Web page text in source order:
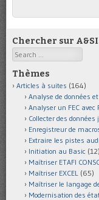
Chercher sur
Search
Thèmes
Articles à suites (164)
Analyse de données
Analyser un FEC avec
Collecter des
Enregistreur de
Extraire les pistes
Initiation au Basic (12)
Maîtriser ETAFI
Maîtriser EXCEL (65)
Maîtriser le langage
Modernisation des